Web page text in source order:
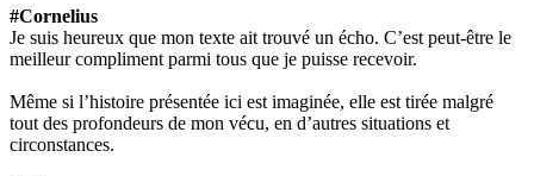
#Cornelius
Je suis heureux que mon texte ait trouvé un écho. C’est peut-être le
meilleur compliment parmi tous que je puisse recevoir.
Même si l’histoire présentée ici est imaginée, elle est tirée malgré
tout des profondeurs de mon vécu, en d’autres situations et
circonstances.